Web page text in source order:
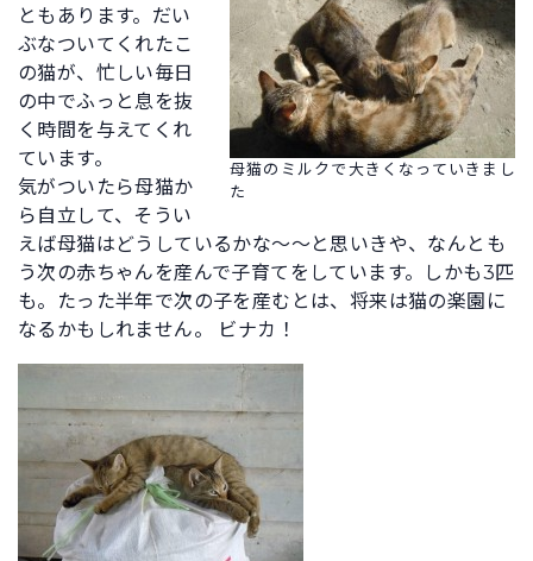
母猫のミルクで大きくなっていきまし
た
ともあります。だい
ぶなついてくれたこ
の猫が、忙しい毎日
の中でふっと息を抜
く時間を与えてくれ
ています。
気がついたら母猫か
ら自立して、そうい
えば母猫はどうしているかな～～と思いきや、なんとも
う次の赤ちゃんを産んで子育てをしています。しかも3匹
も。たった半年で次の子を産むとは、将来は猫の楽園に
なるかもしれません。 ビナカ！